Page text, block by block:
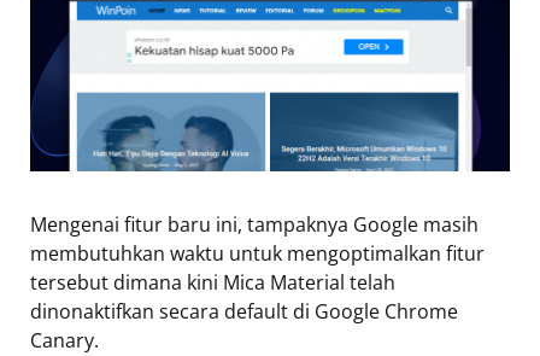
Mengenai fitur baru ini, tampaknya Google masih
membutuhkan waktu untuk mengoptimalkan fitur
tersebut dimana kini Mica Material telah
dinonaktifkan secara default di Google Chrome
Canary.